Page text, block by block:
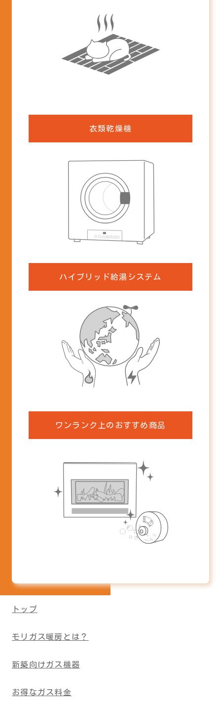
パネルヒーター
温水ルームヒーター
衣類乾燥機
ハイブリッド給湯システム
ハイブリッド給湯・暖房システム
ワンランク上のおすすめ商品
トップ
モリガス暖房とは？
新築向けガス機器
お得なガス料金